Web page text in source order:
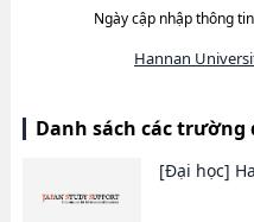
Ngày cập nhập thông
Hannan
Danh sách các trường
[Đại học]